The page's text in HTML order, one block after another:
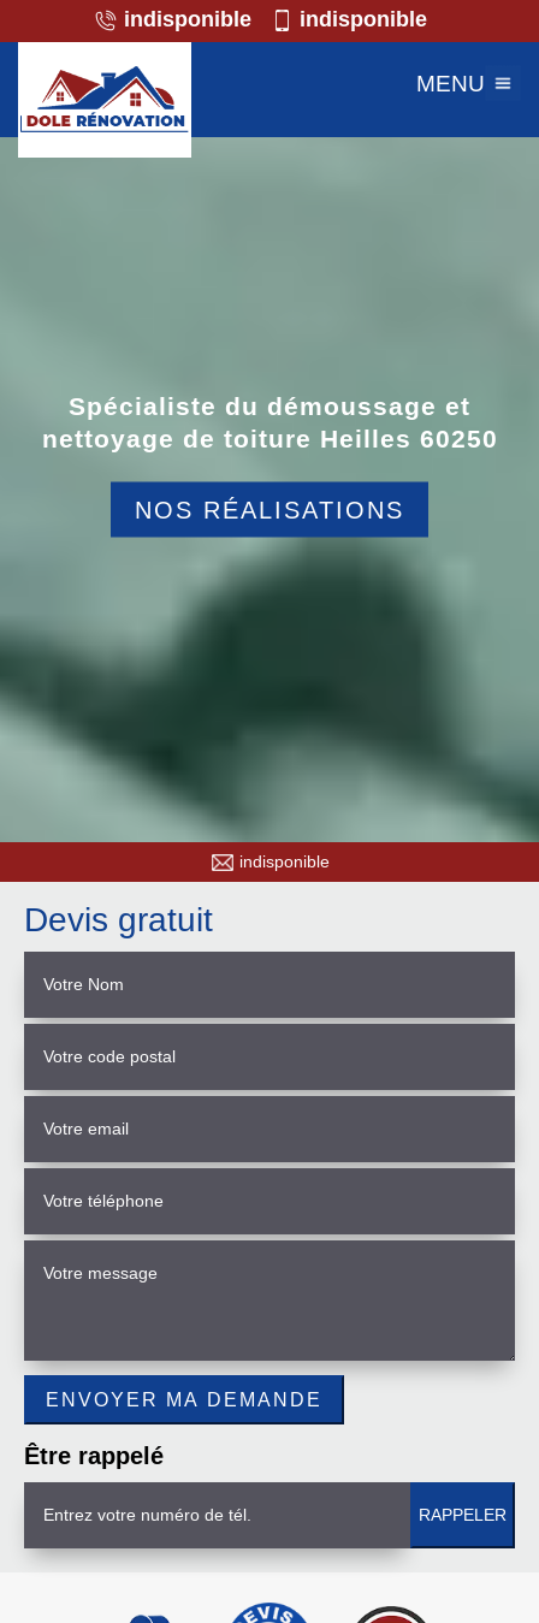
indisponible indisponible
MENU
Spécialiste du démoussage et
nettoyage de toiture Heilles 60250
NOS RÉALISATIONS
indisponible
Devis gratuit
Être rappelé